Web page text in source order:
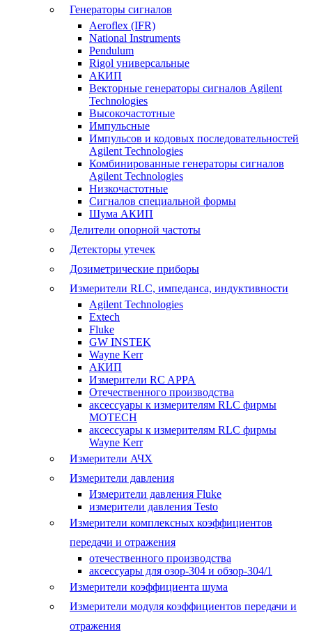
Генераторы сигналов
Aeroflex (IFR)
National Instruments
Pendulum
Rigol универсальные
АКИП
Векторные генераторы сигналов Agilent
Technologies
Высокочастотные
Импульсные
Импульсов и кодовых последовательностей
Agilent Technologies
Комбинированные генераторы сигналов
Agilent Technologies
Низкочастотные
Сигналов специальной формы
Шума АКИП
Делители опорной частоты
Детекторы утечек
Дозиметрические приборы
Измерители RLC, импеданса, индуктивности
Agilent Technologies
Extech
Fluke
GW INSTEK
Wayne Kerr
АКИП
Измерители RC APPA
Отечественного производства
аксессуары к измерителям RLC фирмы
MOTECH
аксессуары к измерителям RLC фирмы
Wayne Kerr
Измерители АЧХ
Измерители давления
Измерители давления Fluke
измерители давления Testo
Измерители комплексных коэффициентов
передачи и отражения
отечественного производства
аксессуары для озор-304 и обзор-304/1
Измерители коэффициента шума
Измерители модуля коэффициентов передачи и
отражения